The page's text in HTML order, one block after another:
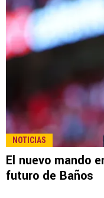
LEE TAMBIÉN